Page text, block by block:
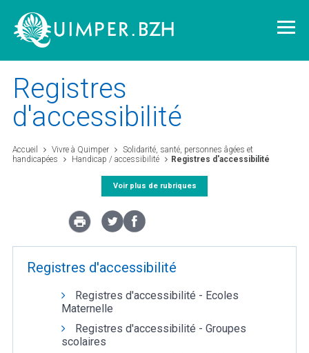
Vivre à Quimper
Découvrir Quimper
Quimper demain
Quimper citoyenne
L'agglomération
Registres
d'accessibilité
Accueil Vivre à Quimper
Solidarité, santé, personnes âgées et
handicapées
Handicap / accessibilité Registres d'accessibilité
Voir plus de rubriques
Registres d'accessibilité
Registres d'accessibilité - Ecoles
Maternelle
Registres d'accessibilité - Groupes
scolaires